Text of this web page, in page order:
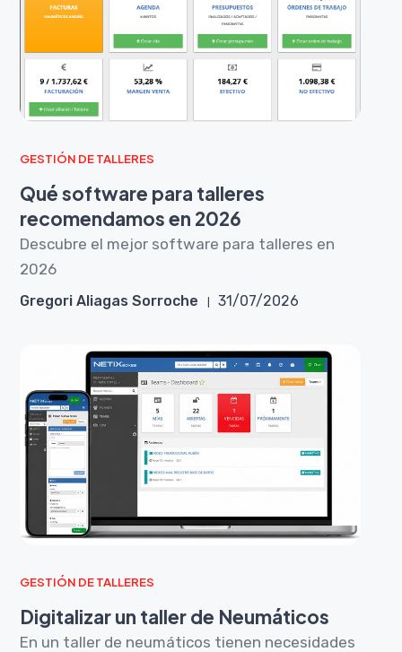
GESTIÓN DE TALLERES
Qué software para talleres
recomendamos en 2026
Descubre el mejor software para talleres en
2026
Gregori Aliagas Sorroche 31/07/2026
GESTIÓN DE TALLERES
Digitalizar un taller de Neumáticos
En un taller de neumáticos tienen necesidades